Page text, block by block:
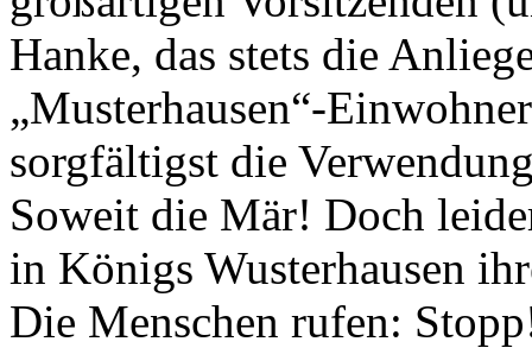
Hanke, das stets die
„Musterhausen“-
sorgfältigst die
Soweit die Mär! Doch
in Königs Wusterhausen
Die Menschen rufen: